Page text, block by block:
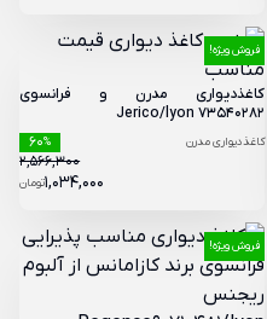
فروش ویژه!
کاغذدیواری مدرن و فرانسوی
Jerico/lyon 73540282
کاغذدیواری مدرن %
60
2,566,300
تومان1,034,000
فروش ویژه!